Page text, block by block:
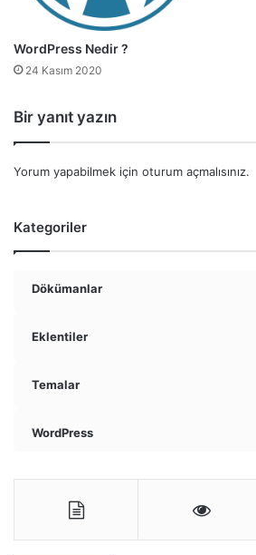
WordPress Nedir ?
24 Kasım 2020
Bir yanıt yazın
Yorum yapabilmek için oturum açmalısınız.
Kategoriler
Dökümanlar
Eklentiler
Temalar
WordPress